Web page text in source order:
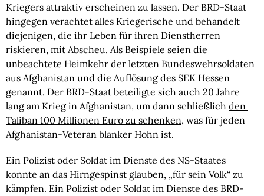
Kriegers attraktiv erscheinen zu lassen. Der BRD-Staat
hingegen verachtet alles Kriegerische und behandelt
diejenigen, die ihr Leben für ihren Dienstherren
riskieren, mit Abscheu. Als Beispiele seien die
unbeachtete Heimkehr der letzten Bundeswehrsoldaten
aus Afghanistan und die Auflösung des SEK Hessen
genannt. Der BRD-Staat beteiligte sich auch 20 Jahre
lang am Krieg in Afghanistan, um dann schließlich den
Taliban 100 Millionen Euro zu schenken, was für jeden
Afghanistan-Veteran blanker Hohn ist.
Ein Polizist oder Soldat im Dienste des NS-Staates
konnte an das Hirngespinst glauben, „für sein Volk“ zu
kämpfen. Ein Polizist oder Soldat im Dienste des BRD-